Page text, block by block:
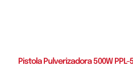
Pistola Pulverizadora 500W PPL-